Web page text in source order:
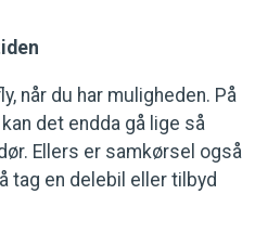
når du har muligheden. På
det endda gå lige så
Ellers er samkørsel også
tag en delebil eller tilbyd